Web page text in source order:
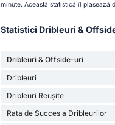
minute. Această statistică îl plasează
Statistici Dribleuri &
Dribleuri & Offside-uri
Dribleuri
Dribleuri Reușite
Rata de Succes a Dribleurilor